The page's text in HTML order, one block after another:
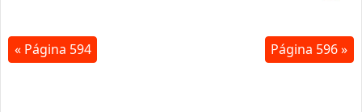
« Página 594 Página 596 »